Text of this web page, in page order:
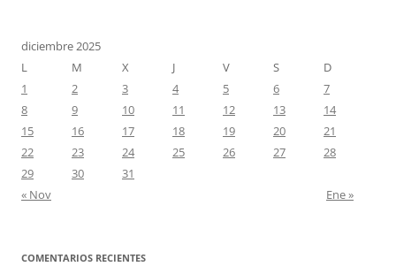
diciembre 2025
L
M X J V S
D
1
2 3 4 5 6
7
8
9 10 11 12 13
14
15
16 17 18 19 20
21
22
23 24 25 26 27
28
29
30
31
« Nov
Ene »
COMENTARIOS RECIENTES